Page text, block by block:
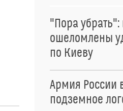
"Пора
ошеломлены
по Киеву
Армия России
подземное